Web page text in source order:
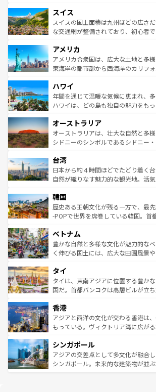
れる地方に足を運ぶとそれぞれで全く
きるだろう。 なお、新着のフラン
を参照してほしい。
は、お酒好きな人にはぜひ体験してほしい。 なお
ドイツ情報はコンテンツ一覧を参照
リアごとに異なる魅力がある。また、
ティー、ビール好きにはたまらない
戦など、本場だからこそできる体験
ンツ一覧を参照してほしい。
スイス
スイスの国土面積は九州ほどの広さ
な交通網が整備されており、初心者
の建物がそのまま残る町や、スイスな
博物館もあり、アルプス観光だけでな
ことができる。国民の所得が高いた
ば市内交通費無料で観光を楽しむこともでき
着のスイス情報はコンテンツ一覧 を
アメリカ
アメリカ合衆国は、広大な土地と多様
東海岸の都市部から西海岸のカリフ
のような巨大都市は、観光、ショッピ
ンメントが詰まった刺激的なスポッ
西部には大自然が広がり、グランド
部のニューオーリンズでは、音楽と美
文化が魅力。旅行者はアメリカの各地
しみながら、その多様性と豊かな歴
ならではの贅沢な旅のスタイルだ。 なお、新着のアメリカ
情報はコンテンツ一覧を参照してほ
ハワイ
年間を通じて温暖な気候に恵まれ、
ハワイは、どの島も独自の魅力をも
ワイ島は見逃せない。また、定番の観
島だが、静かな自然を求めるならマウ
おすすめ。エメラルドグリーンに輝
れるおもてなしの心で訪れる人々を迎
人々、おいしいローカルフードやハ
ク、伝統的なフラダンスなど、すべ
ワイを、存分に味わってほしい。 なお、新着のハワイ情報
はコンテンツ一覧を参照してほしい。
オーストラリア
オーストラリアは、壮大な自然と多様
シドニーのシンボルであるシドニー
リアリーフや大陸中央部にそびえるウ
ク）、タスマニアの美しい原生林や
ど、見どころがたくさん。また、カ
いる。アクティビティも充実しており
ビング、ハイキングなど、アウトド
い。オーストラリアの多彩な魅力を
参照してほしい。
台湾
日本から約４時間ほどでたどり着く
自然が織りなす魅力的な観光地。活
ン）、静ひつな山岳地帯である台湾東
と山間の静けさが共存しており、訪
驚きをもたらしてくれる。また、奥
容にもいいと評判のスイーツなど、バ
が味わえる。 なお、新着の台湾情報は
照してほしい。
韓国
歴史ある王朝文化が残る一方で、最
-POPで世界を席巻している韓国。首
き、地方に足を延ばせば四季折々の自
できる。そして、キムチや焼肉、絶
まで、さまざまな韓国料理が待って
リティに包まれながら、韓国の多彩な
わってみてほしい。 なお、新
覧を参照してほしい。
ベトナム
豊かな自然と多様な文化が魅力的な
く伸びる国土には、広大な田園風景
急速な発展と共に伝統が息づく。ハノ
ーチミン市のフランス統治時代の建
醸し出している。また、バラエティ
とつ。フォーやバインミー、ベトナム
ひ現地で味わいたい。どの地域を訪
が旅行者を迎えてくれるので、きっ
参照してほしい。
タイ
タイは、東南アジアに位置する豊か
国だ。首都バンコクは高層ビルが立
の活気が交差している。北部ではチェ
帯で自然と触れ合い、南部ではプー
いビーチでリゾート気分を楽しむこ
激する。気候は一年中温暖で、どの季
が待っている。親しみやすいタイの
た文化、そして多様な観光資源が、
香港
アジアと西洋の文化が交わる香港は
もっている。ヴィクトリア湾に広が
み、どこを訪れても感動するはず。観
ており、効率よく見どころを回れる
うな絶景から文化的な体験まで、香
シンガポール
アジアの交差点として多文化が融合
シンガポール。未来的な建築物が並